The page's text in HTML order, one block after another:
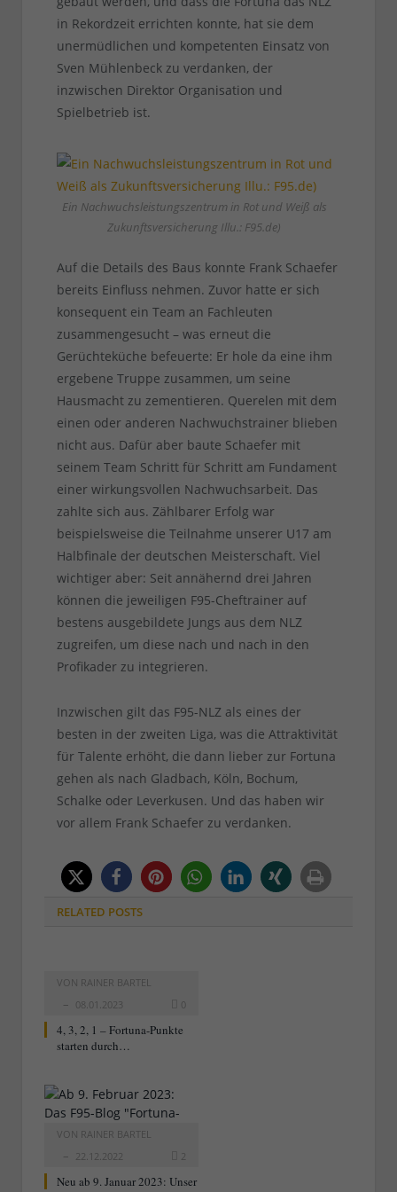
in Rekordzeit errichten konnte, hat sie dem
unermüdlichen und kompetenten Einsatz von
Sven Mühlenbeck zu verdanken, der
inzwischen Direktor Organisation und
Spielbetrieb ist.
Ein Nachwuchsleistungszentrum in Rot und Weiß als
Zukunftsversicherung Illu.: F95.de)
Auf die Details des Baus konnte Frank Schaefer
bereits Einfluss nehmen. Zuvor hatte er sich
konsequent ein Team an Fachleuten
zusammengesucht – was erneut die
Gerüchteküche befeuerte: Er hole da eine ihm
ergebene Truppe zusammen, um seine
Hausmacht zu zementieren. Querelen mit dem
einen oder anderen Nachwuchstrainer blieben
nicht aus. Dafür aber baute Schaefer mit
seinem Team Schritt für Schritt am Fundament
einer wirkungsvollen Nachwuchsarbeit. Das
zahlte sich aus. Zählbarer Erfolg war
beispielsweise die Teilnahme unserer U17 am
Halbfinale der deutschen Meisterschaft. Viel
wichtiger aber: Seit annähernd drei Jahren
können die jeweiligen F95-Cheftrainer auf
bestens ausgebildete Jungs aus dem NLZ
zugreifen, um diese nach und nach in den
Profikader zu integrieren.
Inzwischen gilt das F95-NLZ als eines der
besten in der zweiten Liga, was die Attraktivität
für Talente erhöht, die dann lieber zur Fortuna
gehen als nach Gladbach, Köln, Bochum,
Schalke oder Leverkusen. Und das haben wir
vor allem Frank Schaefer zu verdanken.
RELATED POSTS
VON RAINER BARTEL
08.01.2023
0
4, 3, 2, 1 – Fortuna-Punkte
starten durch…
VON RAINER BARTEL
22.12.2022
2
Neu ab 9. Januar 2023: Unser